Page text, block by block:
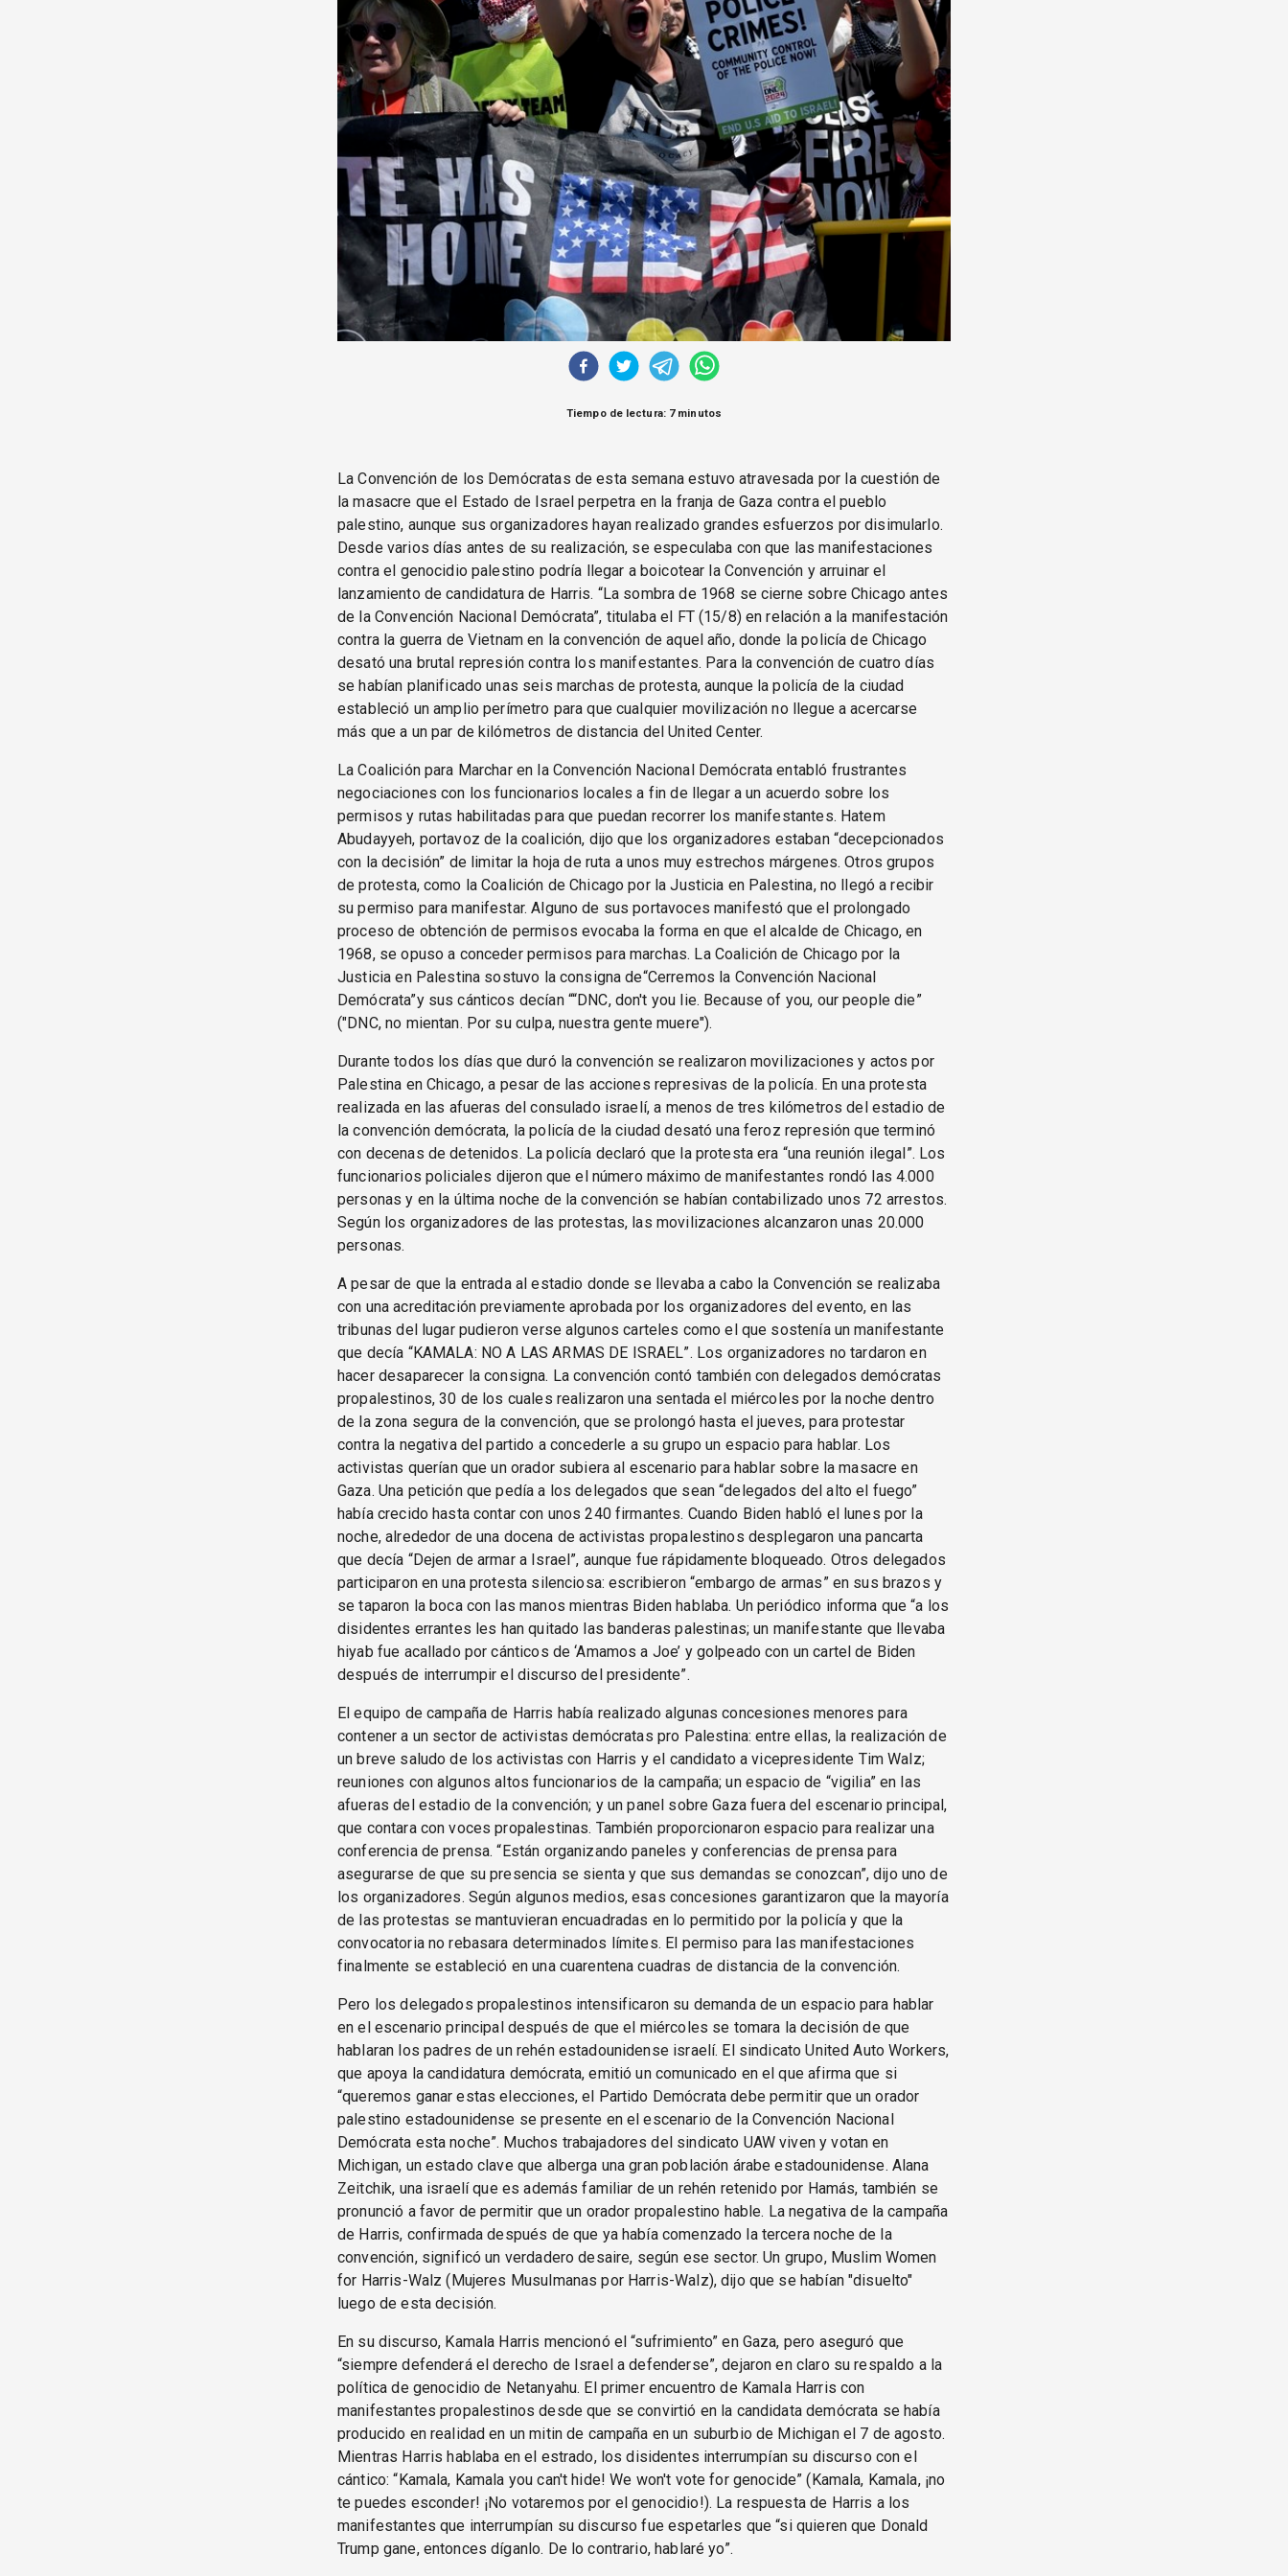
Tiempo de lectura: 7 minutos
La Convención de los Demócratas de esta semana estuvo atravesada por la cuestión de
la masacre que el Estado de Israel perpetra en la franja de Gaza contra el pueblo
palestino, aunque sus organizadores hayan realizado grandes esfuerzos por disimularlo.
Desde varios días antes de su realización, se especulaba con que las manifestaciones
contra el genocidio palestino podría llegar a boicotear la Convención y arruinar el
lanzamiento de candidatura de Harris. “La sombra de 1968 se cierne sobre Chicago antes
de la Convención Nacional Demócrata”, titulaba el FT (15/8) en relación a la manifestación
contra la guerra de Vietnam en la convención de aquel año, donde la policía de Chicago
desató una brutal represión contra los manifestantes. Para la convención de cuatro días
se habían planificado unas seis marchas de protesta, aunque la policía de la ciudad
estableció un amplio perímetro para que cualquier movilización no llegue a acercarse
más que a un par de kilómetros de distancia del United Center.
La Coalición para Marchar en la Convención Nacional Demócrata entabló frustrantes
negociaciones con los funcionarios locales a fin de llegar a un acuerdo sobre los
permisos y rutas habilitadas para que puedan recorrer los manifestantes. Hatem
Abudayyeh, portavoz de la coalición, dijo que los organizadores estaban “decepcionados
con la decisión” de limitar la hoja de ruta a unos muy estrechos márgenes. Otros grupos
de protesta, como la Coalición de Chicago por la Justicia en Palestina, no llegó a recibir
su permiso para manifestar. Alguno de sus portavoces manifestó que el prolongado
proceso de obtención de permisos evocaba la forma en que el alcalde de Chicago, en
1968, se opuso a conceder permisos para marchas. La Coalición de Chicago por la
Justicia en Palestina sostuvo la consigna de“Cerremos la Convención Nacional
Demócrata”y sus cánticos decían ““DNC, don't you lie. Because of you, our people die”
("DNC, no mientan. Por su culpa, nuestra gente muere").
Durante todos los días que duró la convención se realizaron movilizaciones y actos por
Palestina en Chicago, a pesar de las acciones represivas de la policía. En una protesta
realizada en las afueras del consulado israelí, a menos de tres kilómetros del estadio de
la convención demócrata, la policía de la ciudad desató una feroz represión que terminó
con decenas de detenidos. La policía declaró que la protesta era “una reunión ilegal”. Los
funcionarios policiales dijeron que el número máximo de manifestantes rondó las 4.000
personas y en la última noche de la convención se habían contabilizado unos 72 arrestos.
Según los organizadores de las protestas, las movilizaciones alcanzaron unas 20.000
personas.
A pesar de que la entrada al estadio donde se llevaba a cabo la Convención se realizaba
con una acreditación previamente aprobada por los organizadores del evento, en las
tribunas del lugar pudieron verse algunos carteles como el que sostenía un manifestante
que decía “KAMALA: NO A LAS ARMAS DE ISRAEL”. Los organizadores no tardaron en
hacer desaparecer la consigna. La convención contó también con delegados demócratas
propalestinos, 30 de los cuales realizaron una sentada el miércoles por la noche dentro
de la zona segura de la convención, que se prolongó hasta el jueves, para protestar
contra la negativa del partido a concederle a su grupo un espacio para hablar. Los
activistas querían que un orador subiera al escenario para hablar sobre la masacre en
Gaza. Una petición que pedía a los delegados que sean “delegados del alto el fuego”
había crecido hasta contar con unos 240 firmantes. Cuando Biden habló el lunes por la
noche, alrededor de una docena de activistas propalestinos desplegaron una pancarta
que decía “Dejen de armar a Israel”, aunque fue rápidamente bloqueado. Otros delegados
participaron en una protesta silenciosa: escribieron “embargo de armas” en sus brazos y
se taparon la boca con las manos mientras Biden hablaba. Un periódico informa que “a los
disidentes errantes les han quitado las banderas palestinas; un manifestante que llevaba
hiyab fue acallado por cánticos de ‘Amamos a Joe’ y golpeado con un cartel de Biden
después de interrumpir el discurso del presidente”.
El equipo de campaña de Harris había realizado algunas concesiones menores para
contener a un sector de activistas demócratas pro Palestina: entre ellas, la realización de
un breve saludo de los activistas con Harris y el candidato a vicepresidente Tim Walz;
reuniones con algunos altos funcionarios de la campaña; un espacio de “vigilia” en las
afueras del estadio de la convención; y un panel sobre Gaza fuera del escenario principal,
que contara con voces propalestinas. También proporcionaron espacio para realizar una
conferencia de prensa. “Están organizando paneles y conferencias de prensa para
asegurarse de que su presencia se sienta y que sus demandas se conozcan”, dijo uno de
los organizadores. Según algunos medios, esas concesiones garantizaron que la mayoría
de las protestas se mantuvieran encuadradas en lo permitido por la policía y que la
convocatoria no rebasara determinados límites. El permiso para las manifestaciones
finalmente se estableció en una cuarentena cuadras de distancia de la convención.
Pero los delegados propalestinos intensificaron su demanda de un espacio para hablar
en el escenario principal después de que el miércoles se tomara la decisión de que
hablaran los padres de un rehén estadounidense israelí. El sindicato United Auto Workers,
que apoya la candidatura demócrata, emitió un comunicado en el que afirma que si
“queremos ganar estas elecciones, el Partido Demócrata debe permitir que un orador
palestino estadounidense se presente en el escenario de la Convención Nacional
Demócrata esta noche”. Muchos trabajadores del sindicato UAW viven y votan en
Michigan, un estado clave que alberga una gran población árabe estadounidense. Alana
Zeitchik, una israelí que es además familiar de un rehén retenido por Hamás, también se
pronunció a favor de permitir que un orador propalestino hable. La negativa de la campaña
de Harris, confirmada después de que ya había comenzado la tercera noche de la
convención, significó un verdadero desaire, según ese sector. Un grupo, Muslim Women
for Harris-Walz (Mujeres Musulmanas por Harris-Walz), dijo que se habían "disuelto"
luego de esta decisión.
En su discurso, Kamala Harris mencionó el “sufrimiento” en Gaza, pero aseguró que
“siempre defenderá el derecho de Israel a defenderse”, dejaron en claro su respaldo a la
política de genocidio de Netanyahu. El primer encuentro de Kamala Harris con
manifestantes propalestinos desde que se convirtió en la candidata demócrata se había
producido en realidad en un mitin de campaña en un suburbio de Michigan el 7 de agosto.
Mientras Harris hablaba en el estrado, los disidentes interrumpían su discurso con el
cántico: “Kamala, Kamala you can't hide! We won't vote for genocide” (Kamala, Kamala, ¡no
te puedes esconder! ¡No votaremos por el genocidio!). La respuesta de Harris a los
manifestantes que interrumpían su discurso fue espetarles que “si quieren que Donald
Trump gane, entonces díganlo. De lo contrario, hablaré yo”.